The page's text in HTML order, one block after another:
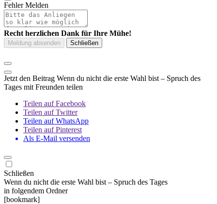
Fehler Melden
Recht herzlichen Dank für Ihre Mühe!
Jetzt den Beitrag Wenn du nicht die erste Wahl bist – Spruch des
Tages mit Freunden teilen
Teilen auf Facebook
Teilen auf Twitter
Teilen auf WhatsApp
Teilen auf Pinterest
Als E-Mail versenden
Schließen
Wenn du nicht die erste Wahl bist – Spruch des Tages
in folgendem Ordner
[bookmark]